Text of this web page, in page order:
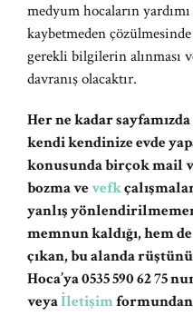
medyum hocaların
kaybetmeden
gerekli bilgilerin alınması
davranış olacaktır.
Her ne kadar
kendi kendinize evde
konusunda birçok mail
bozma vevefk
yanlış
memnun kaldığı, hem
çıkan, bu alanda
Hoca’ya 0535 590 62 75
veyaİletişim